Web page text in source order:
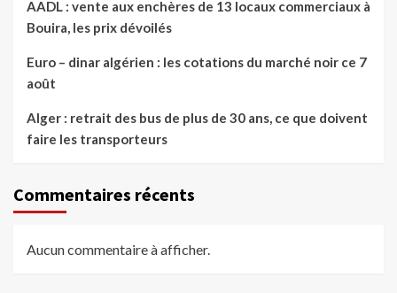
AADL : vente aux enchères de 13 locaux commerciaux à
Bouira, les prix dévoilés
Euro – dinar algérien : les cotations du marché noir ce 7
août
Alger : retrait des bus de plus de 30 ans, ce que doivent
faire les transporteurs
Commentaires récents
Aucun commentaire à afficher.